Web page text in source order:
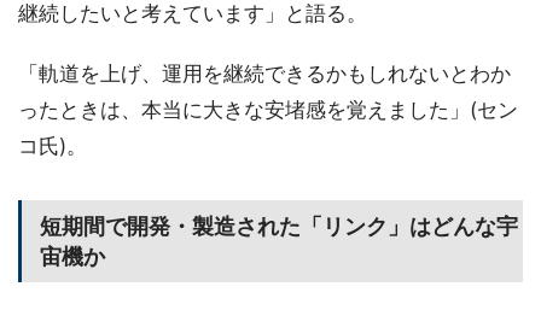
継続したいと考えています」と語る。
「軌道を上げ、運用を継続できるかもしれないとわか
ったときは、本当に大きな安堵感を覚えました」(セン
コ氏)。
短期間で開発・製造された「リンク」はどんな宇
宙機か